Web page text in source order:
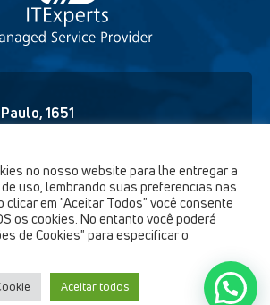
1651
Paraná CEP - 80.6230-150
| Todos os direitos reservados
no nosso website para lhe entregar a
uso, lembrando suas preferencias nas
clicar em "Aceitar Todos" você consente
os cookies. No entanto você poderá
de Cookies" para especificar o
Aceitar todos